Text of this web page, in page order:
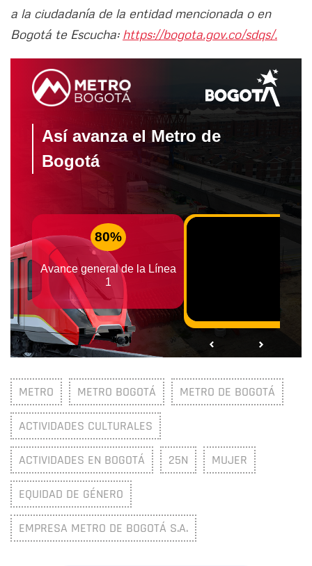
a la ciudadanía de la entidad mencionada o en
Bogotá te Escucha: https://bogota.gov.co/sdqs/.
METRO METRO BOGOTÁ METRO DE BOGOTÁ
ACTIVIDADES CULTURALES
ACTIVIDADES EN BOGOTÁ 25N MUJER
EQUIDAD DE GÉNERO
EMPRESA METRO DE BOGOTÁ S.A.